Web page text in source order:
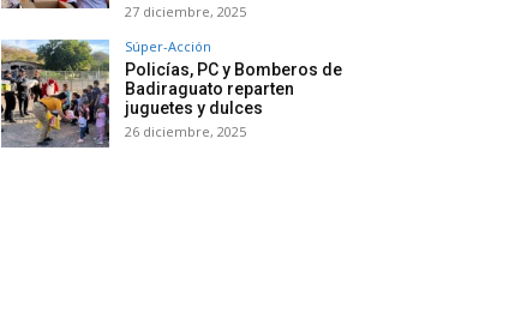
27 diciembre, 2025
Súper-Acción
Policías, PC y Bomberos de
Badiraguato reparten
juguetes y dulces
26 diciembre, 2025